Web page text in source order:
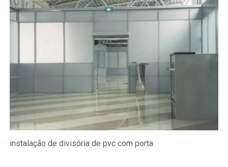
instalação de divisória de pvc com porta